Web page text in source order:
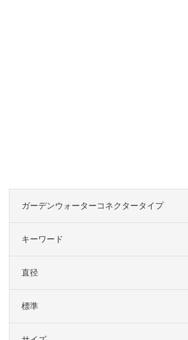
ガーデンウォーターコネクタータイプ
キーワード
直径
標準